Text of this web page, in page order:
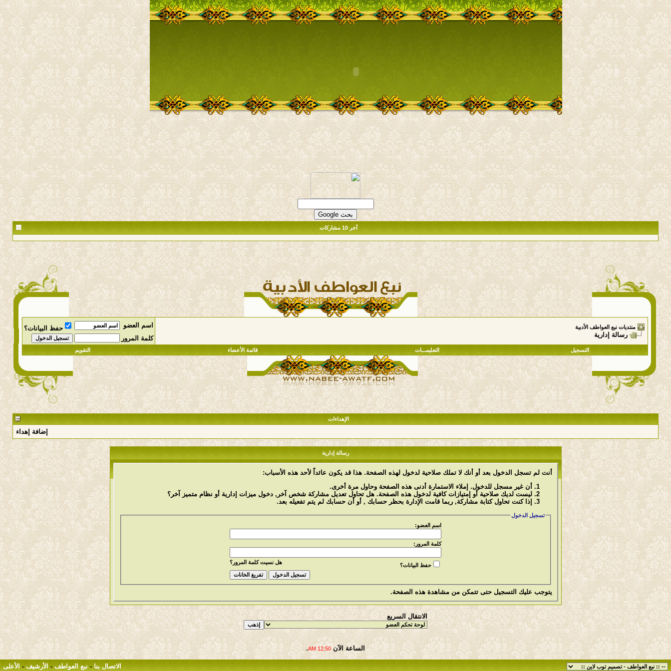
آخر 10 مشاركات
منتديات نبع العواطف الأدبية
رسالة إدارية
اسم العضو
حفظ البيانات؟
كلمة المرور
التسجيل التعليمـــات قائمة الأعضاء التقويم
الإهداءات
إضافة إهداء
رسالة إدارية
أنت لم تسجل الدخول بعد أو أنك لا تملك صلاحية لدخول لهذه الصفحة. هذا قد يكون عائداً لأحد هذه الأسباب:
أن غير مسجل للدخول. إملاء الاستمارة أدنى هذه الصفحة وحاول مرة أخرى.
ليست لديك صلاحية أو إمتيازات كافية لدخول هذه الصفحة. هل تحاول تعديل مشاركة شخص آخر, دخول ميزات إدارية أو نظام متميز آخر؟
إذا كنت تحاول كتابة مشاركة, ربما قامت الإدارة بحظر حسابك , أو أن حسابك لم يتم تفعيله بعد.
تسجيل الدخول
اسم العضو:
كلمة المرور:
هل نسيت كلمة المرور؟ حفظ البيانات؟
يتوجب عليك التسجيل حتى تتمكن من مشاهدة هذه الصفحة.
الانتقال السريع
الساعة الآن12:50 AM
.
الاتصال بنا - نبع العواطف - الأرشيف - الأعلى